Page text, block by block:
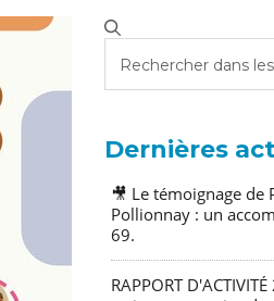
Dernières
🎥 Le témoignage de
Pollionnay : un
69.
RAPPORT